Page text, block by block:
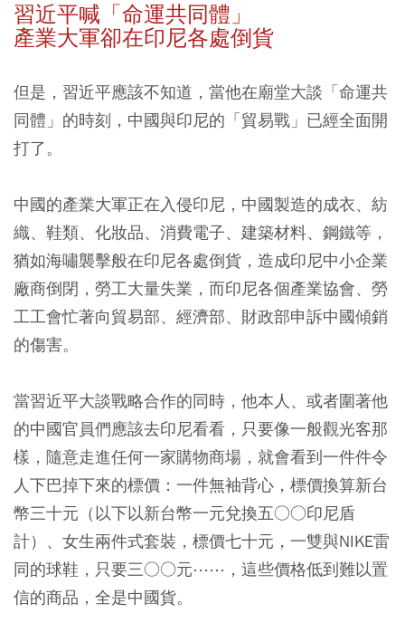
習近平喊「命運共同體」
產業大軍卻在印尼各處倒貨
但是，習近平應該不知道，當他在廟堂大談「命運共
同體」的時刻，中國與印尼的「貿易戰」已經全面開
打了。
中國的產業大軍正在入侵印尼，中國製造的成衣、紡
織、鞋類、化妝品、消費電子、建築材料、鋼鐵等，
猶如海嘯襲擊般在印尼各處倒貨，造成印尼中小企業
廠商倒閉，勞工大量失業，而印尼各個產業協會、勞
工工會忙著向貿易部、經濟部、財政部申訴中國傾銷
的傷害。
當習近平大談戰略合作的同時，他本人、或者圍著他
的中國官員們應該去印尼看看，只要像一般觀光客那
樣，隨意走進任何一家購物商場，就會看到一件件令
人下巴掉下來的標價：一件無袖背心，標價換算新台
幣三十元（以下以新台幣一元兌換五○○印尼盾
計）、女生兩件式套裝，標價七十元，一雙與NIKE雷
同的球鞋，只要三○○元⋯⋯，這些價格低到難以置
信的商品，全是中國貨。